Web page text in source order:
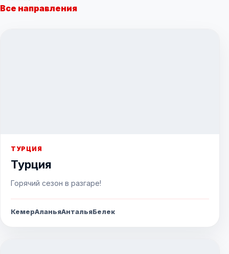
Все направления
ТУРЦИЯ
Турция
Горячий сезон в разгаре!
КемерАланьяАнтальяБелек